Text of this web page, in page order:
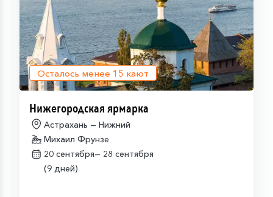
Осталось менее 15 кают
Нижегородская ярмарка
Астрахань — Нижний
Михаил Фрунзе
20 сентября— 28 сентября
(9 дней)